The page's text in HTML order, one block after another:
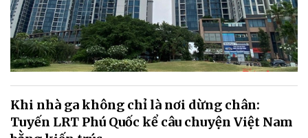
Khi nhà ga không chỉ là nơi dừng chân:
Tuyến LRT Phú Quốc kể câu chuyện Việt Nam